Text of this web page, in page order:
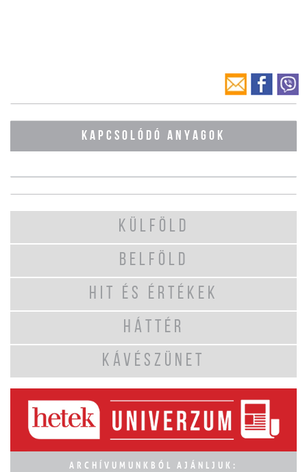
KAPCSOLÓDÓ ANYAGOK
KÜLFÖLD
BELFÖLD
HIT ÉS ÉRTÉKEK
HÁTTÉR
KÁVÉSZÜNET
ARCHÍVUMUNKBÓL AJÁNLJUK: